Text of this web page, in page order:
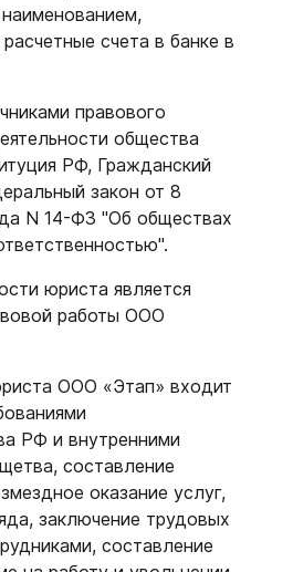
счета в банке в
правового
общества
РФ, Гражданский
закон от 8
N 14-ФЗ "Об обществах
юриста является
работы ООО
ООО «Этап» входит
РФ и внутренними
составление
оказание услуг,
заключение трудовых
составление